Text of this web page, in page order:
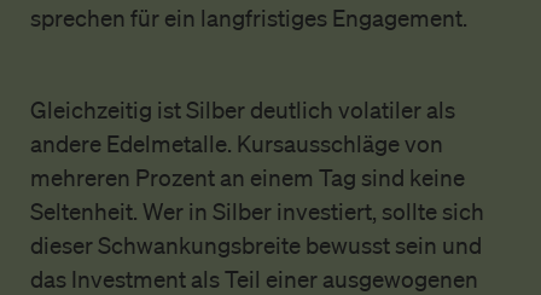
sprechen für ein langfristiges Engagement.
Gleichzeitig ist Silber deutlich volatiler als
andere Edelmetalle. Kursausschläge von
mehreren Prozent an einem Tag sind keine
Seltenheit. Wer in Silber investiert, sollte sich
dieser Schwankungsbreite bewusst sein und
das Investment als Teil einer ausgewogenen